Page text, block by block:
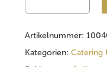
Artikelnummer:
Kategorien: Catering